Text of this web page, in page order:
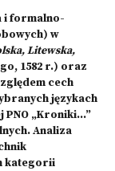
i formalno-
w
Litewska,
1582 r.) oraz
cech
językach
PNO „Kroniki…”
Analiza
kategorii